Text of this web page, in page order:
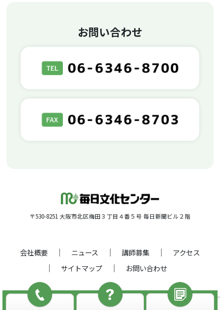
お問い合わせ
〒530-8251 大阪市北区梅田３丁目４番５号 毎日新聞ビル２階
会社概要 ニュース 講師募集
アクセス
サイトマップ
お問い合わせ